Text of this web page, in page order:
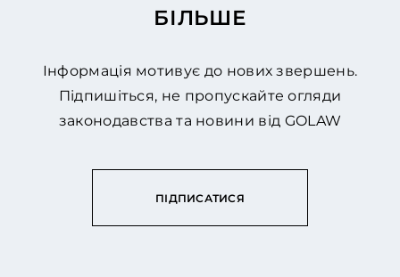
БІЛЬШЕ
Інформація мотивує до нових звершень.
Підпишіться, не пропускайте огляди
законодавства та новини від GOLAW
ПІДПИСАТИСЯ